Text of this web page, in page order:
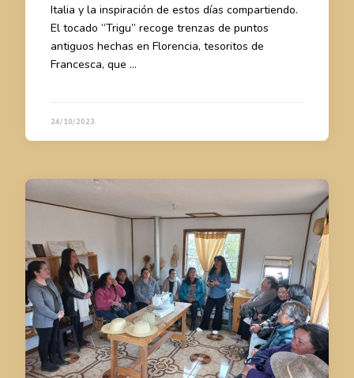
Italia y la inspiración de estos días compartiendo.
El tocado “Trigu” recoge trenzas de puntos
antiguos hechas en Florencia, tesoritos de
Francesca, que …
24/10/2023